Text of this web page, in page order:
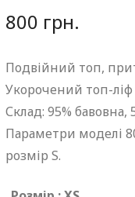
800 грн.
Подвійний топ,
Укорочений топ-ліф
Склад: 95% бавовна,
Параметри моделі
розмір S.